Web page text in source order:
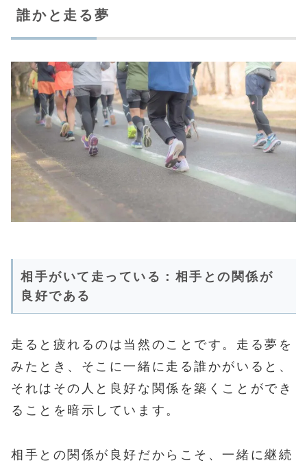
誰かと走る夢
相手がいて走っている：相手との関係が
良好である
走ると疲れるのは当然のことです。走る夢を
みたとき、そこに一緒に走る誰かがいると、
それはその人と良好な関係を築くことができ
ることを暗示しています。
相手との関係が良好だからこそ、一緒に継続